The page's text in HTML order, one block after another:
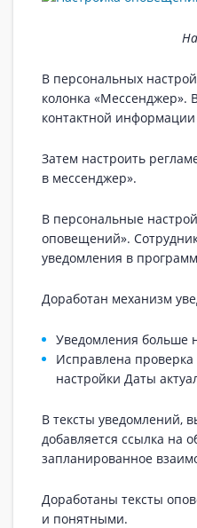
В персональных
колонка «Мессенджер».
контактной
Затем настроить
в мессенджер».
В персональные
оповещений».
уведомления в
Доработан механизм
Уведомления больше
Исправлена проверка
настройки Даты
В тексты уведомлений,
добавляется ссылка на
запланированное
Доработаны тексты
и понятными.